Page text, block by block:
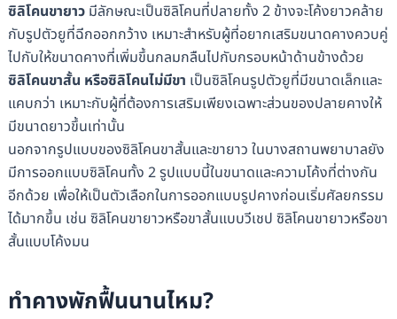
ซิลิโคนขายาว มีลักษณะเป็นซิลิโคนที่ปลายทั้ง 2 ข้างจะโค้งยาวคล้าย
กับรูปตัวยูที่ฉีกออกกว้าง เหมาะสำหรับผู้ที่อยากเสริมขนาดคางควบคู่
ไปกับให้ขนาดคางที่เพิ่มขึ้นกลมกลืนไปกับกรอบหน้าด้านข้างด้วย
ซิลิโคนขาสั้น หรือซิลิโคนไม่มีขา เป็นซิลิโคนรูปตัวยูที่มีขนาดเล็กและ
แคบกว่า เหมาะกับผู้ที่ต้องการเสริมเพียงเฉพาะส่วนของปลายคางให้
มีขนาดยาวขึ้นเท่านั้น
นอกจากรูปแบบของซิลิโคนขาสั้นและขายาว ในบางสถานพยาบาลยัง
มีการออกแบบซิลิโคนทั้ง 2 รูปแบบนี้ในขนาดและความโค้งที่ต่างกัน
อีกด้วย เพื่อให้เป็นตัวเลือกในการออกแบบรูปคางก่อนเริ่มศัลยกรรม
ได้มากขึ้น เช่น ซิลิโคนขายาวหรือขาสั้นแบบวีเชป ซิลิโคนขายาวหรือขา
สั้นแบบโค้งมน
ทำคางพักฟื้นนานไหม?